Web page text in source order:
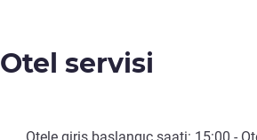
Otel servisi